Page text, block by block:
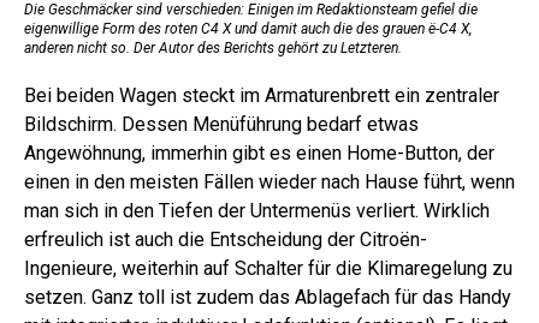
Die Geschmäcker sind verschieden: Einigen im Redaktionsteam gefiel die
eigenwillige Form des roten C4 X und damit auch die des grauen ë-C4 X,
anderen nicht so. Der Autor des Berichts gehört zu Letzteren.
Bei beiden Wagen steckt im Armaturenbrett ein zentraler
Bildschirm. Dessen Menüführung bedarf etwas
Angewöhnung, immerhin gibt es einen Home-Button, der
einen in den meisten Fällen wieder nach Hause führt, wenn
man sich in den Tiefen der Untermenüs verliert. Wirklich
erfreulich ist auch die Entscheidung der Citroën-
Ingenieure, weiterhin auf Schalter für die Klimaregelung zu
setzen. Ganz toll ist zudem das Ablagefach für das Handy